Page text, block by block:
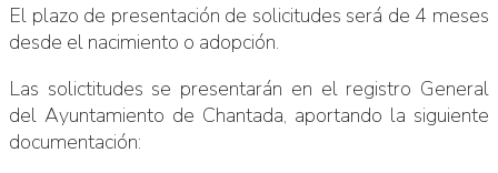
El plazo de presentación de solicitudes será de 4 meses
desde el nacimiento o adopción.
Las solictitudes se presentarán en el registro General
del Ayuntamiento de Chantada, aportando la siguiente
documentación: